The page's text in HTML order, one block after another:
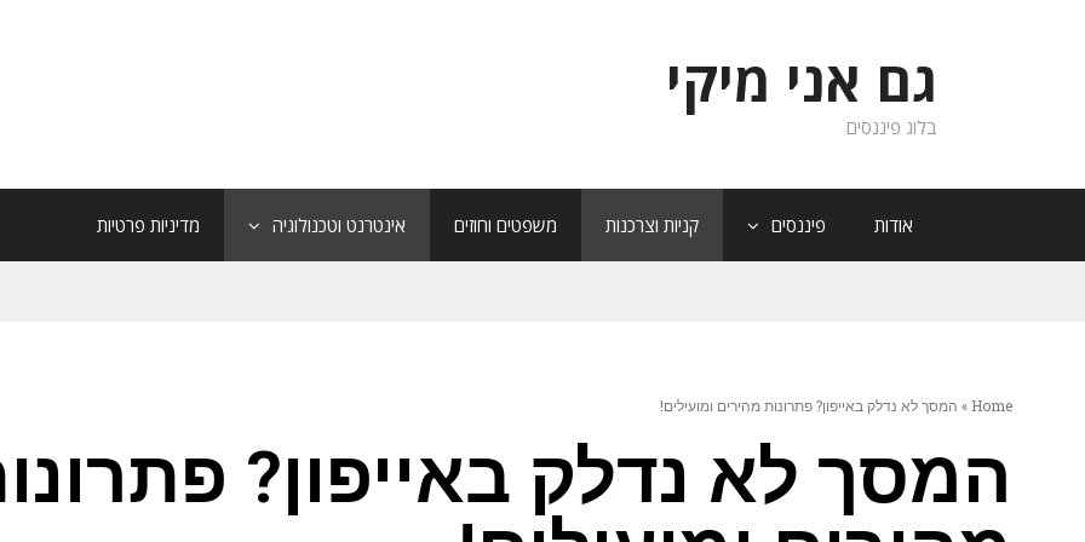
גם אני מיקי
בלוג פיננסים
אודות פיננסים קניות וצרכנות משפטים וחוזים אינטרנט וטכנולוגיה מדיניות פרטיות
Home
» המסך לא נדלק באייפון? פתרונות מהירים ומועילים!
המסך לא נדלק באייפון?